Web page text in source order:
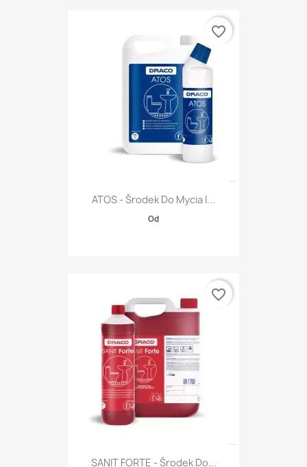
ATOS - Środek Do Mycia I...
Od
favorite_border
SANIT FORTE - Środek Do...
favorite_border